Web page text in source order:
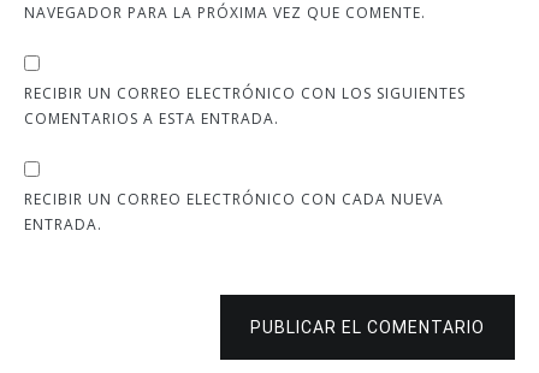
NAVEGADOR PARA LA PRÓXIMA VEZ QUE COMENTE.
RECIBIR UN CORREO ELECTRÓNICO CON LOS SIGUIENTES
COMENTARIOS A ESTA ENTRADA.
RECIBIR UN CORREO ELECTRÓNICO CON CADA NUEVA
ENTRADA.
PUBLICAR EL COMENTARIO